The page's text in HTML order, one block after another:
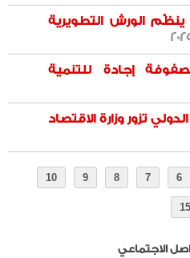
الورش التطويرية
إجادة للتنمية
تزور وزارة الاقتصاد
الاجتماعي